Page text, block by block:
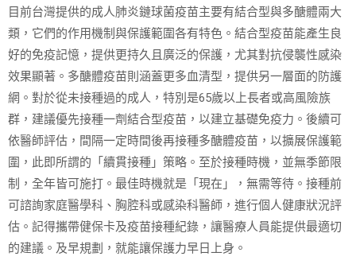
目前台灣提供的成人肺炎鏈球菌疫苗主要有結合型與多醣體兩大
類，它們的作用機制與保護範圍各有特色。結合型疫苗能產生良
好的免疫記憶，提供更持久且廣泛的保護，尤其對抗侵襲性感染
效果顯著。多醣體疫苗則涵蓋更多血清型，提供另一層面的防護
網。對於從未接種過的成人，特別是65歲以上長者或高風險族
群，建議優先接種一劑結合型疫苗，以建立基礎免疫力。後續可
依醫師評估，間隔一定時間後再接種多醣體疫苗，以擴展保護範
圍，此即所謂的「續貫接種」策略。至於接種時機，並無季節限
制，全年皆可施打。最佳時機就是「現在」，無需等待。接種前
可諮詢家庭醫學科、胸腔科或感染科醫師，進行個人健康狀況評
估。記得攜帶健保卡及疫苗接種紀錄，讓醫療人員能提供最適切
的建議。及早規劃，就能讓保護力早日上身。